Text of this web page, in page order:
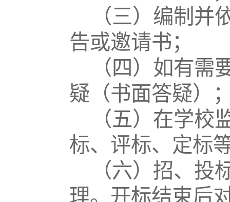
（三）编制并
告或邀请书；
（ 四 ）如有需
疑（书面答疑）
（五）在学校
标、评标、定标
（六）招、投
理。 开标结束后